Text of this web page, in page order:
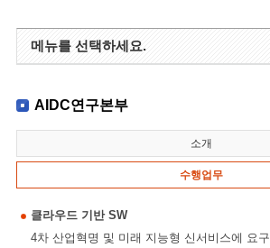
메뉴를 선택하세요.
AIDC연구본부
소개
수행업무
클라우드 기반 SW
4차 산업혁명 및 미래 지능형 신서비스에 요